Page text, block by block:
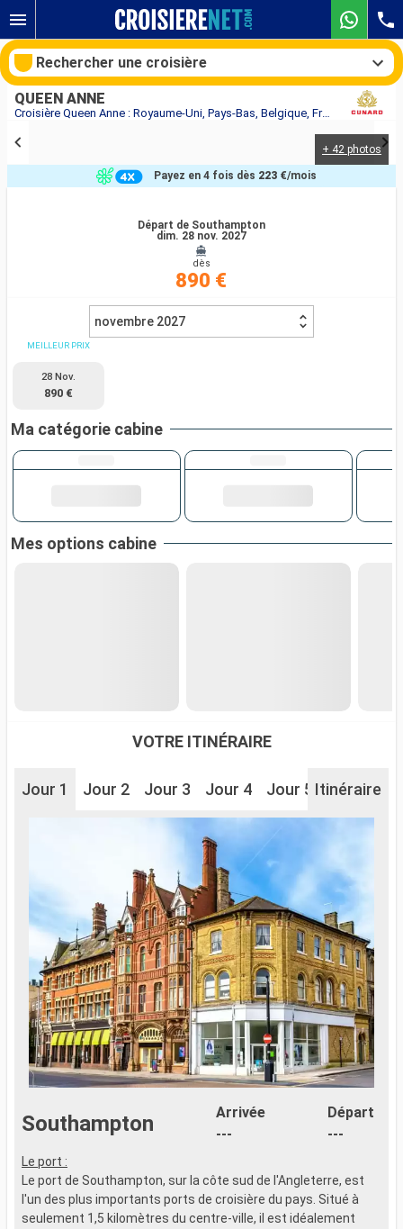
Croisière Queen Anne : Royaume-Uni, Pays-Bas, Belgique, France au départ de Southampton
QUEEN ANNE
+ 42 photos
Départ de Southampton
dim. 28 nov. 2027
dès
890 €
Payez en 4 fois dès 223 €/mois
novembre 2027
MEILLEUR PRIX
28 Nov.
890 €
Ma catégorie cabine
Mes options cabine
VOTRE ITINÉRAIRE
Jour 1 Jour 2 Jour 3 Jour 4 Jour 5 Jour 6
Itinéraire
Southampton
Arrivée
---
Départ
---
Le port :
Le port de Southampton, sur la côte sud de l'Angleterre, est
l'un des plus importants ports de croisière du pays. Situé à
seulement 1,5 kilomètres du centre-ville, il est idéalement
Rechercher une croisière
Nos destinations
Compagnies
Rechercher